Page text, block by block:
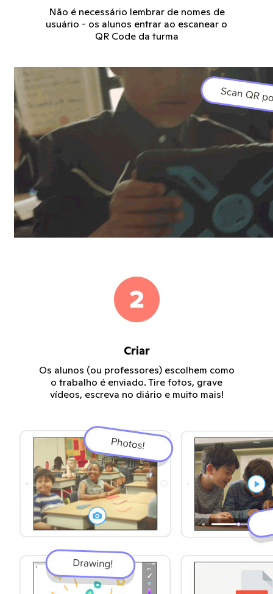
Não é necessário lembrar de nomes de
usuário - os alunos entrar ao escanear o
QR Code da turma
Criar
Os alunos (ou professores) escolhem como
o trabalho é enviado. Tire fotos, grave
vídeos, escreva no diário e muito mais!